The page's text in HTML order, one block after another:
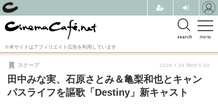
menu
search
※本サイトはアフィリエイト広告を利用しています
田中みな実、石原さとみ＆亀梨和也とキャン
パスライフを謳歌「Destiny」新キャスト
スクープ 2024.1.24 Wed 5:00